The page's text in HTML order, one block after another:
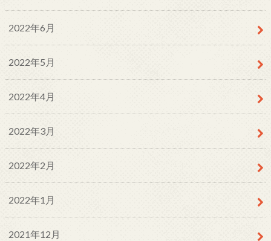
2022年6月
2022年5月
2022年4月
2022年3月
2022年2月
2022年1月
2021年12月